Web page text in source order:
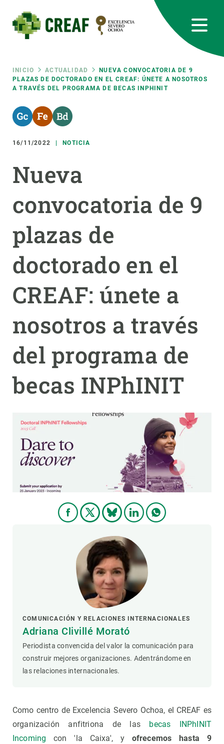
contenido
principal
Ruta
de
navegación
INICIO ACTUALIDAD
NUEVA CONVOCATORIA DE 9
PLAZAS DE DOCTORADO EN EL CREAF: ÚNETE A NOSOTROS
A TRAVÉS DEL PROGRAMA DE BECAS INPHINIT
16/11/2022 NOTICIA
Nueva
convocatoria de 9
plazas de
doctorado en el
CREAF: únete a
nosotros a través
del programa de
becas INPhINIT
COMUNICACIÓN Y RELACIONES INTERNACIONALES
Adriana Clivillé Morató
Periodista convencida del valor la comunicación para
construir mejores organizaciones. Adentrándome en
las relaciones internacionales.
Como centro de Excelencia Severo Ochoa, el CREAF es
organización anfitriona de las becas INPhINIT
Incoming con 'la Caixa', y ofrecemos hasta 9
RRSS
Featured
responsive
Responsive
menu
INVESTIGACIÓN
CIENCIA EN ACCIÓN
PARTICIPA
NOTICIAS Y AGENDA